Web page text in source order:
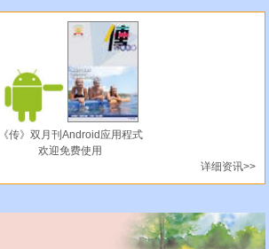
《传》双月刊Android应用程式
欢迎免费使用
详细资讯>>